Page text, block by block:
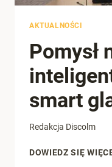
AKTUALNOŚCI
Pomysł
smart
Redakcja Discolm
DOWIEDZ SIĘ